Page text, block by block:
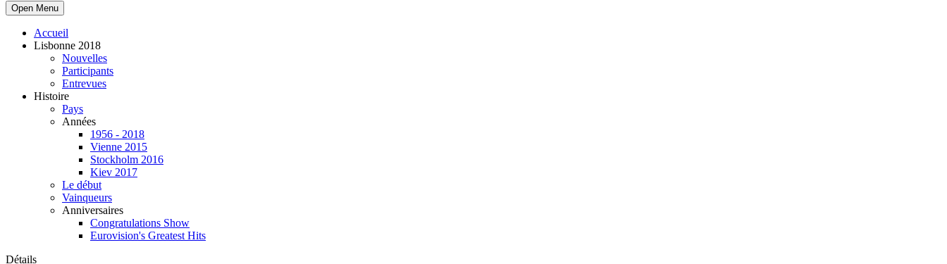
Open Menu
Accueil
Lisbonne 2018
Nouvelles
Participants
Entrevues
Histoire
Pays
Années
1956 - 2018
Vienne 2015
Stockholm 2016
Kiev 2017
Le début
Vainqueurs
Anniversaires
Congratulations Show
Eurovision's Greatest Hits
Détails